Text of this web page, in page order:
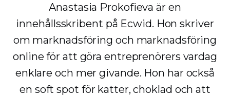
Anastasia Prokofieva är en
innehållsskribent på Ecwid. Hon skriver
om marknadsföring och marknadsföring
online för att göra entreprenörers vardag
enklare och mer givande. Hon har också
en soft spot för katter, choklad och att